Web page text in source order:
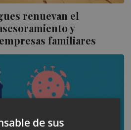
renuevan el
y
familiares
de sus